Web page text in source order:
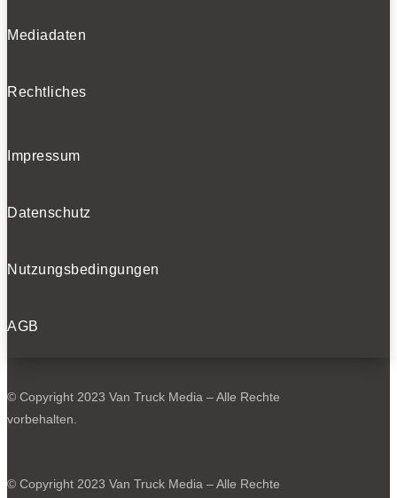
Mediadaten
Rechtliches
Impressum
Datenschutz
Nutzungsbedingungen
AGB
© Copyright 2023 Van Truck Media – Alle Rechte
vorbehalten.
© Copyright 2023 Van Truck Media – Alle Rechte